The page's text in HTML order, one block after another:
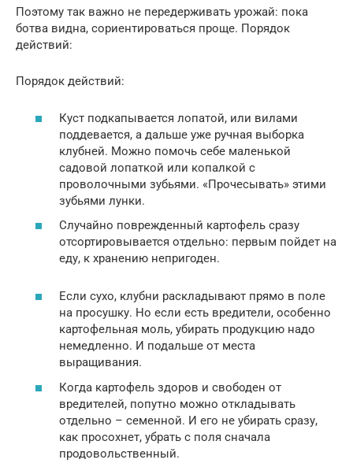
Поэтому так важно не передерживать урожай: пока
ботва видна, сориентироваться проще. Порядок
действий:
Порядок действий:
Куст подкапывается лопатой, или вилами
поддевается, а дальше уже ручная выборка
клубней. Можно помочь себе маленькой
садовой лопаткой или копалкой с
проволочными зубьями. «Прочесывать» этими
зубьями лунки.
Случайно поврежденный картофель сразу
отсортировывается отдельно: первым пойдет на
еду, к хранению непригоден.
Если сухо, клубни раскладывают прямо в поле
на просушку. Но если есть вредители, особенно
картофельная моль, убирать продукцию надо
немедленно. И подальше от места
выращивания.
Когда картофель здоров и свободен от
вредителей, попутно можно откладывать
отдельно – семенной. И его не убирать сразу,
как просохнет, убрать с поля сначала
продовольственный.